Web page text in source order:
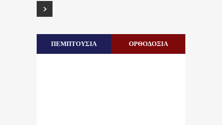
ΠΕΜΠΤΟΥΣΙΑ ΟΡΘΟΔΟΞΙΑ